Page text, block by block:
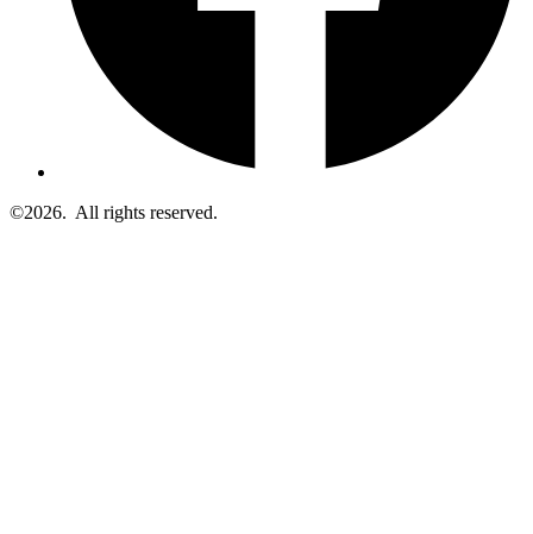
©2026. All rights reserved.